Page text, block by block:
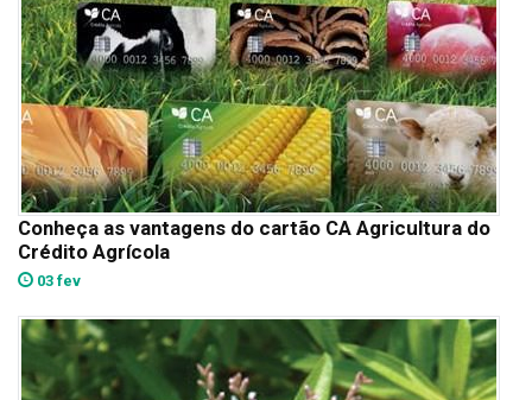
Conheça as vantagens do cartão CA Agricultura do
Crédito Agrícola
03 fev